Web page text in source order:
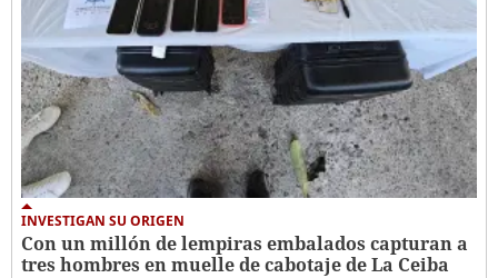
INVESTIGAN SU ORIGEN
Con un millón de lempiras embalados capturan a
tres hombres en muelle de cabotaje de La Ceiba